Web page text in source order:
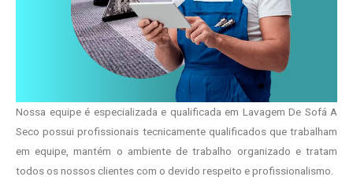
Nossa equipe é especializada e qualificada em Lavagem De Sofá A
Seco possui profissionais tecnicamente qualificados que trabalham
em equipe, mantém o ambiente de trabalho organizado e tratam
todos os nossos clientes com o devido respeito e profissionalismo.